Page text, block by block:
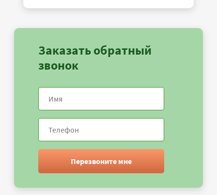
Заказать обратный
звонок
Перезвоните мне